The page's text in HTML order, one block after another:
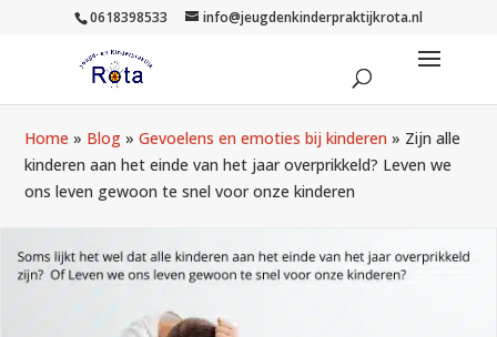
0618398533 info@jeugdenkinderpraktijkrota.nl
Home » Blog »Gevoelens en emoties bij kinderen » Zijn alle
kinderen aan het einde van het jaar overprikkeld? Leven we
ons leven gewoon te snel voor onze kinderen